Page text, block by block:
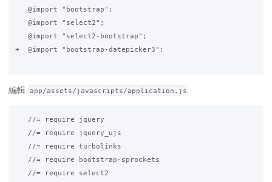
   @import "bootstrap";
   @import "select2";
   @import "select2-bootstrap";
+  @import "bootstrap-datepicker3";
編輯 app/assets/javascripts/application.js
   //= require jquery
   //= require jquery_ujs
   //= require turbolinks
   //= require bootstrap-sprockets
   //= require select2